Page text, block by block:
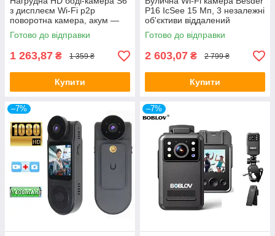
з дисплеєм Wi-Fi p2p
поворотна камера, акум —
1400 мА·год — ОРІГІНАЛ!
Готово до відправки
1 263,87 ₴ 1 359 ₴
Купити
P16 IcSee 15 Мп, 3 незалежні
об'єктиви віддалений
перегляд
обертання,сигналізація —
Готово до відправки
2 603,07 ₴ 2 799 ₴
Купити
–7% –7%